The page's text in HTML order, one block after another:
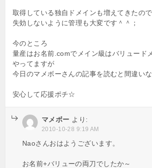
取得している独自ドメインも増えてきたので
失効しないように管理も大変です＾＾；
今のところ
量産はお名前.comでメイン級はバリュード
やってますが
今日のマメボーさんの記事を読むと間違い
安心して応援ポチ☆
マメボー より:
2010-10-28 9:19 AM
Naoさんおはようございます。
お名前+バリューの両刀でしたか～